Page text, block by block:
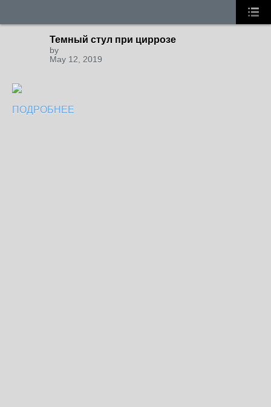
Темный стул при циррозе
by
May 12, 2019
ПОДРОБНЕЕ